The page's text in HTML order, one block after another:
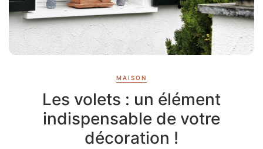
MAISON
Les volets : un élément
indispensable de votre
décoration !